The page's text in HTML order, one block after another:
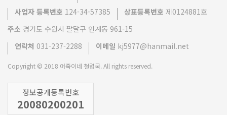
사업자 등록번호 124-34-57385 상표등록번호 제0124881호
주소 경기도 수원시 팔달구 인계동 961-15
연락처 031-237-2288 이메일 kj5977@hanmail.net
Copyright © 2018 어죽이네 철렵국. All rights reserved.
정보공개등록번호
20080200201